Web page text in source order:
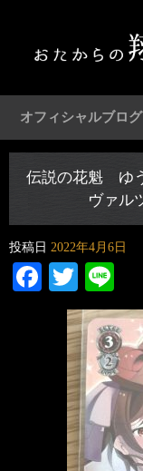
オフィシャルブログ
伝説の花魁 ゆ
ヴァル
投稿日 2022年4月6日
Facebook